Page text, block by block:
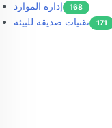
إدارة الموارد 168
تقنيات صديقة للبيئة 171